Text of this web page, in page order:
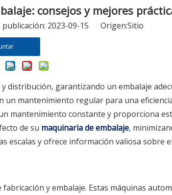
consejos y mejores
2023-09-15 Origen:Sitio
distribución, garantizando un embalaje
mantenimiento regular para una
mantenimiento constante y proporciona
de su maquinaria de embalaje,
escalas y ofrece información valiosa sobre
y embalaje. Estas máquinas